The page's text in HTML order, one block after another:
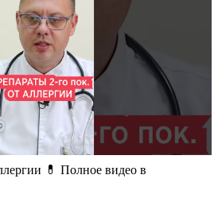
💊 Полное видео в